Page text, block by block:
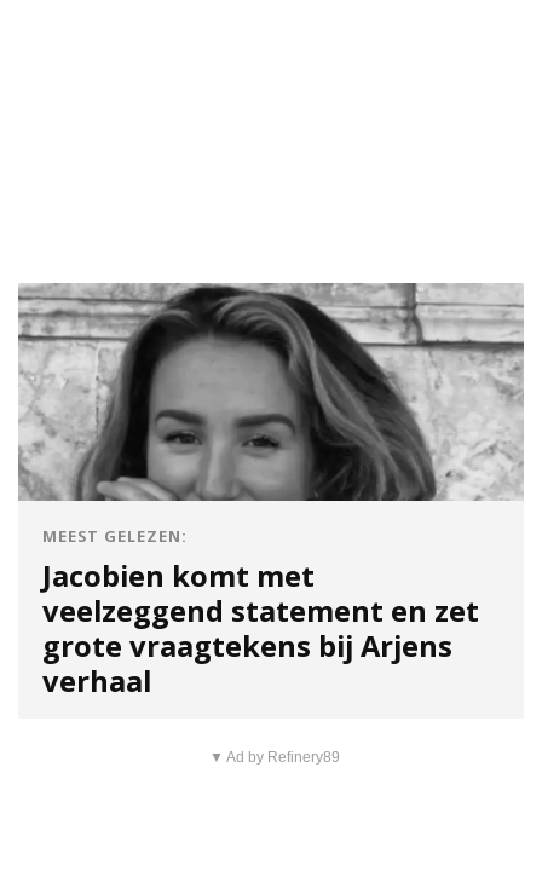
MEEST GELEZEN:
Jacobien komt met
veelzeggend statement en zet
grote vraagtekens bij Arjens
verhaal
▼ Ad by Refinery89